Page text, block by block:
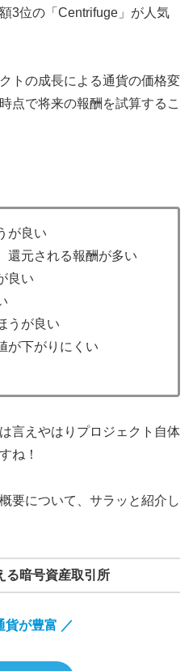
3位の「 Centrifuge」が人気
トの成長による通貨の価格変
点で将来の報酬を試算するこ
が良い
元される報酬が多い
良い
うが良い
下がりにくい
言えやはりプロジェクト自体
ね！
要について、サラッと紹介し
る暗号資産取引所
貨が豊富 ／